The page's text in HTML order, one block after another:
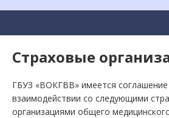
Страховые
ГБУЗ «ВОКГВВ» имеется
взаимодействии со следующими
организациями общего